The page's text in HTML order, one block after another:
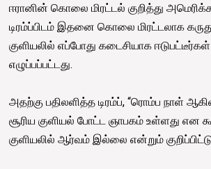
ஈரானின் கொலை மிரட்டல் குறித்து
டிரம்ப்பிடம் இதனை கொலை மிரட்டலாக
குளியலில் எப்போது கடைசியாக
எழுப்பப்பட்டது.
அதற்கு பதிலளித்த டிரம்ப், “ரொம்ப நாள்
சூரிய குளியல் போட்ட ஞாபகம் உள்ளது என
குளியலில் ஆர்வம் இல்லை என்றும்